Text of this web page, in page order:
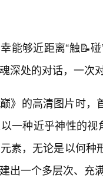
能够近距离“触📝
深处的对话，一次
》的高清图片时
一种近乎神性的
素，无论是以何
出一个多层次、充